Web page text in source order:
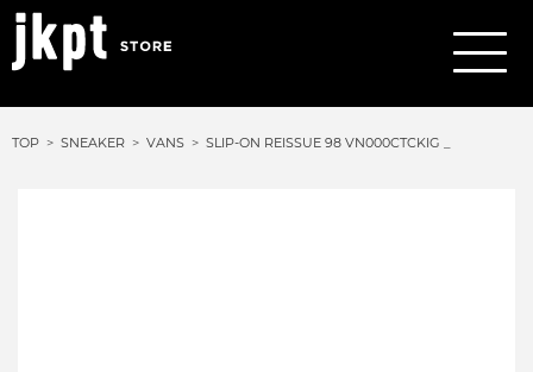
TOP SNEAKER VANS SLIP-ON REISSUE 98 VN000CTCKIG _